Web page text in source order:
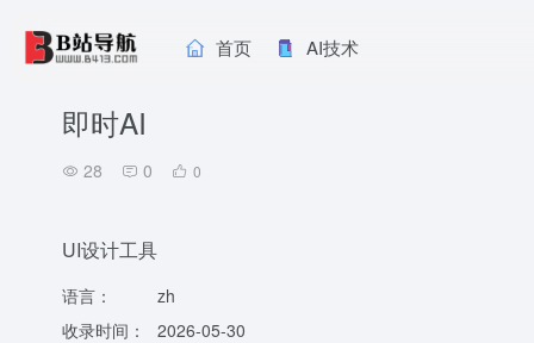
首页 AI技术
即时AI
28 0 0
UI设计工具
语言：
zh
收录时间：
2026-05-30